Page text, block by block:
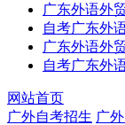
广东外语外
自考广东外
广东外语外
自考广东外
网站首页
广外自考招生 广